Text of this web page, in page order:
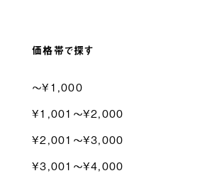
価格帯で探す
〜¥1,000
¥1,001〜¥2,000
¥2,001〜¥3,000
¥3,001〜¥4,000